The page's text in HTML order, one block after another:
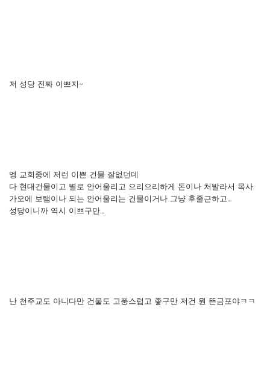
저 성당 진짜 이쁘지~
엥 교회중에 저런 이쁜 건물 잘없던데
다 현대건물이고 별로 안어울리고 으리으리하게 돈이나 처발라서 목사
가오에 보탬이나 되는 안어울리는 건물이거나 그냥 후줄근하고…
성당이니까 역시 이쁘구만…
난 천주교도 아니다만 건물도 고풍스럽고 좋구만 저건 뭔 뜬금포야ㅋㅋ